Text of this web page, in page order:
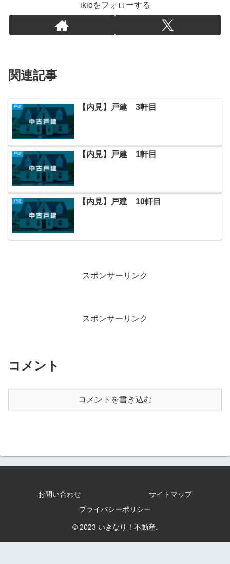
ikioをフォローする
関連記事
戸建 【内見】戸建 3軒目
戸建 【内見】戸建 1軒目
戸建 【内見】戸建 10軒目
スポンサーリンク
スポンサーリンク
コメント
コメントを書き込む
お問い合わせ
サイトマップ
プライバシーポリシー
© 2023 いきなり！不動産.